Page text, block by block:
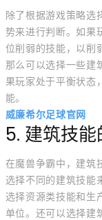
除了根据游戏策略选
势来进行判断。如果
位削弱的技能，以削
那么可以选择一些建
果玩家处于平衡状态
能。
威廉希尔足球官网
5. 建筑技
在魔兽争霸中，建筑
选择不同的建筑技能
选择资源类技能和生
单位。还可以选择建